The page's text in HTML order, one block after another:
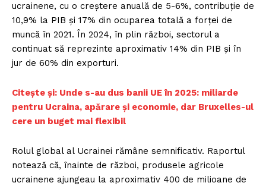
ucrainene, cu o creștere anuală de 5-6%, contribuție de
10,9% la PIB și 17% din ocuparea totală a forței de
muncă în 2021. În 2024, în plin război, sectorul a
continuat să reprezinte aproximativ 14% din PIB și în
jur de 60% din exporturi.
Citește și: Unde s-au dus banii UE în 2025: miliarde
pentru Ucraina, apărare și economie, dar Bruxelles-ul
cere un buget mai flexibil
Rolul global al Ucrainei rămâne semnificativ. Raportul
notează că, înainte de război, produsele agricole
ucrainene ajungeau la aproximativ 400 de milioane de